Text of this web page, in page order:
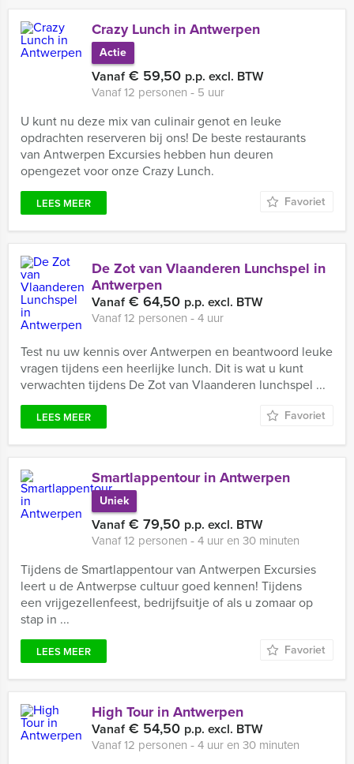
Crazy Lunch in Antwerpen
Actie
Vanaf€ 59,50 p.p. excl. BTW
Vanaf 12 personen ‐ 5 uur
U kunt nu deze mix van culinair genot en leuke
opdrachten reserveren bij ons! De beste restaurants
van Antwerpen Excursies hebben hun deuren
opengezet voor onze Crazy Lunch.
LEES MEER Favoriet
De Zot van Vlaanderen Lunchspel in
Antwerpen
Vanaf€ 64,50 p.p. excl. BTW
Vanaf 12 personen ‐ 4 uur
Test nu uw kennis over Antwerpen en beantwoord leuke
vragen tijdens een heerlijke lunch. Dit is wat u kunt
verwachten tijdens De Zot van Vlaanderen lunchspel ...
LEES MEER Favoriet
Smartlappentour in Antwerpen
Uniek
Vanaf€ 79,50 p.p. excl. BTW
Vanaf 12 personen ‐ 4 uur en 30 minuten
Tijdens de Smartlappentour van Antwerpen Excursies
leert u de Antwerpse cultuur goed kennen! Tijdens
een vrijgezellenfeest, bedrijfsuitje of als u zomaar op
stap in ...
LEES MEER Favoriet
High Tour in Antwerpen
Vanaf€ 54,50 p.p. excl. BTW
Vanaf 12 personen ‐ 4 uur en 30 minuten